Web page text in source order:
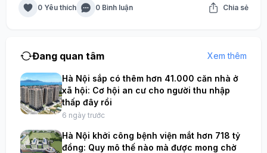
0 Yêu thích 0 Bình luận Chia sẻ
Đang quan tâm Xem thêm
Hà Nội sắp có thêm hơn 41.000 căn nhà ở
xã hội: Cơ hội an cư cho người thu nhập
thấp đây rồi
6 ngày trước
Hà Nội khởi công bệnh viện mắt hơn 718 tỷ
đồng: Quy mô thế nào mà được mong chờ